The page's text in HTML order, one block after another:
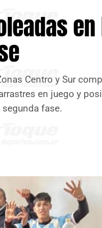
Centro y Sur
en juego y
fase.